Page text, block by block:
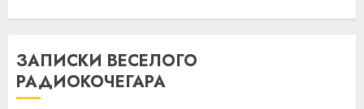
ЗАПИСКИ ВЕСЕЛОГО
РАДИОКОЧЕГАРА